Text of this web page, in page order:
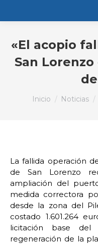
«El acopio
San
Estás aquí:
Inicio Noticias
La fallida operación
de San Lorenzo
ampliación del
medida correctora
desde la zona del
costado 1.601.264
licitación base del
regeneración de la